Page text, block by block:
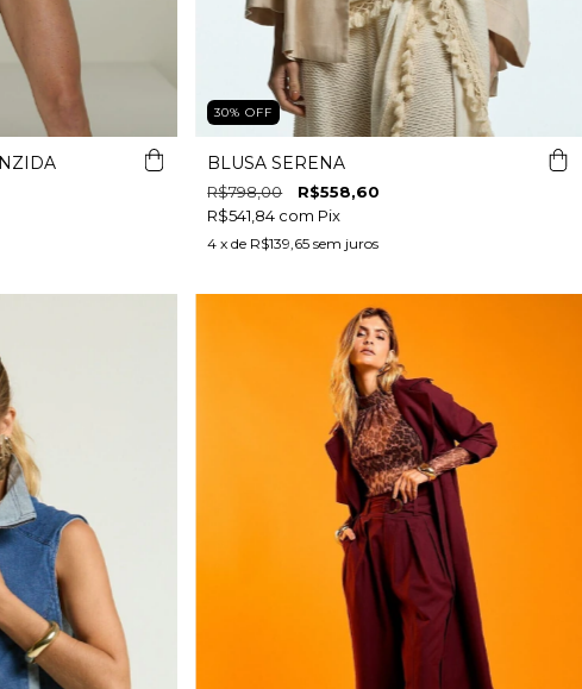
30%OFF
BLUSA SERENA
R$798,00
R$558,60
R$541,84 com Pix
4 x de R$139,65 sem juros